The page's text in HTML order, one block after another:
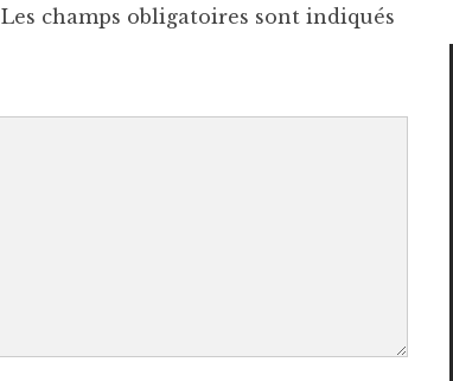
Les champs obligatoires sont indiqués